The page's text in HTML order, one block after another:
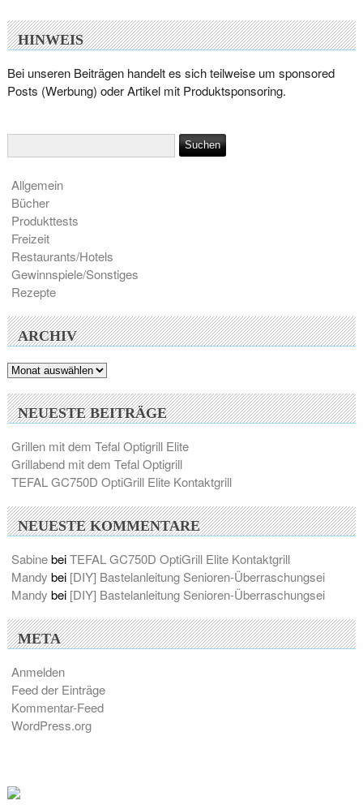
HINWEIS
Bei unseren Beiträgen handelt es sich teilweise um sponsored
Posts (Werbung) oder Artikel mit Produktsponsoring.
Allgemein
Bücher
Produkttests
Freizeit
Restaurants/Hotels
Gewinnspiele/Sonstiges
Rezepte
ARCHIV
Archiv
NEUESTE BEITRÄGE
Grillen mit dem Tefal Optigrill Elite
Grillabend mit dem Tefal Optigrill
TEFAL GC750D OptiGrill Elite Kontaktgrill
NEUESTE KOMMENTARE
SabinebeiTEFAL GC750D OptiGrill Elite Kontaktgrill
Mandy bei [DIY] Bastelanleitung Senioren-Überraschungsei
Mandy bei [DIY] Bastelanleitung Senioren-Überraschungsei
META
Anmelden
Feed der Einträge
Kommentar-Feed
WordPress.org